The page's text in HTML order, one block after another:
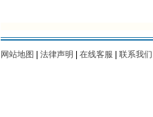
网站地图 法律声明 在线客服 联系我们